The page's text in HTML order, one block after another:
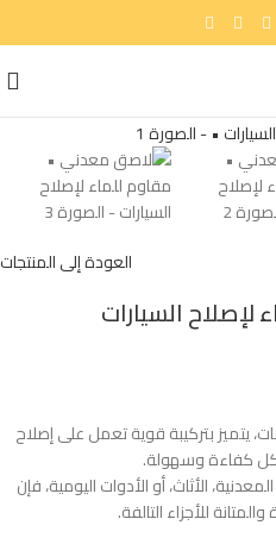
العودة إلى المنتجات
السيارات
يتميز بتركيبة قوية تعمل على إصلاح
بكل كفاءة وسهولة.
الأثاث، أو الأدوات اليومية، فإن
للأجزاء التالفة.